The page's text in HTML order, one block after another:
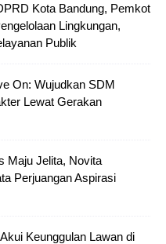
Kota Bandung, Pemkot
Lingkungan,
Publik
On: Wujudkan SDM
Lewat Gerakan
Maju Jelita, Novita
Perjuangan Aspirasi
Keunggulan Lawan di